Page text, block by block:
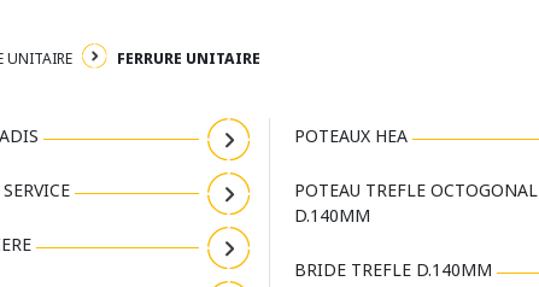
UNITAIRE FERRURE UNITAIRE
POTEAUX HEA
POTEAU TREFLE OCTOGONAL
D.140MM
BRIDE TREFLE D.140MM